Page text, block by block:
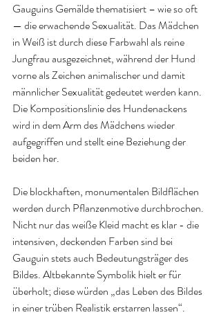
Gauguins Gemälde thematisiert – wie so oft
— die erwachende Sexualität. Das Mädchen
in Weiß ist durch diese Farbwahl als reine
Jungfrau ausgezeichnet, während der Hund
vorne als Zeichen animalischer und damit
männlicher Sexualität gedeutet werden kann.
Die Kompositionslinie des Hundenackens
wird in dem Arm des Mädchens wieder
aufgegriffen und stellt eine Beziehung der
beiden her.
Die blockhaften, monumentalen Bildflächen
werden durch Pflanzenmotive durchbrochen.
Nicht nur das weiße Kleid macht es klar - die
intensiven, deckenden Farben sind bei
Gauguin stets auch Bedeutungsträger des
Bildes. Altbekannte Symbolik hielt er für
überholt; diese würden „das Leben des Bildes
in einer trüben Realistik erstarren lassen“.